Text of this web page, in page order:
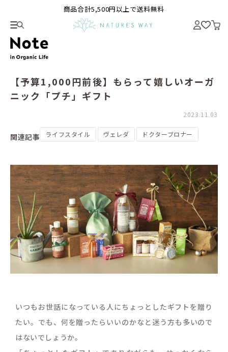
商品合計5,500円以上で送料無料
【予算1,000円前後】もらって嬉しいオーガ
ニック「プチ」ギフト
2023.11.03
関連記事 ライフスタイル ヴェレダ ドクターブロナー
いつもお世話になっている人にちょっとしたギフトを贈り
たい。でも、何を贈ったらいいのかなと迷う方も多いので
はないでしょうか。